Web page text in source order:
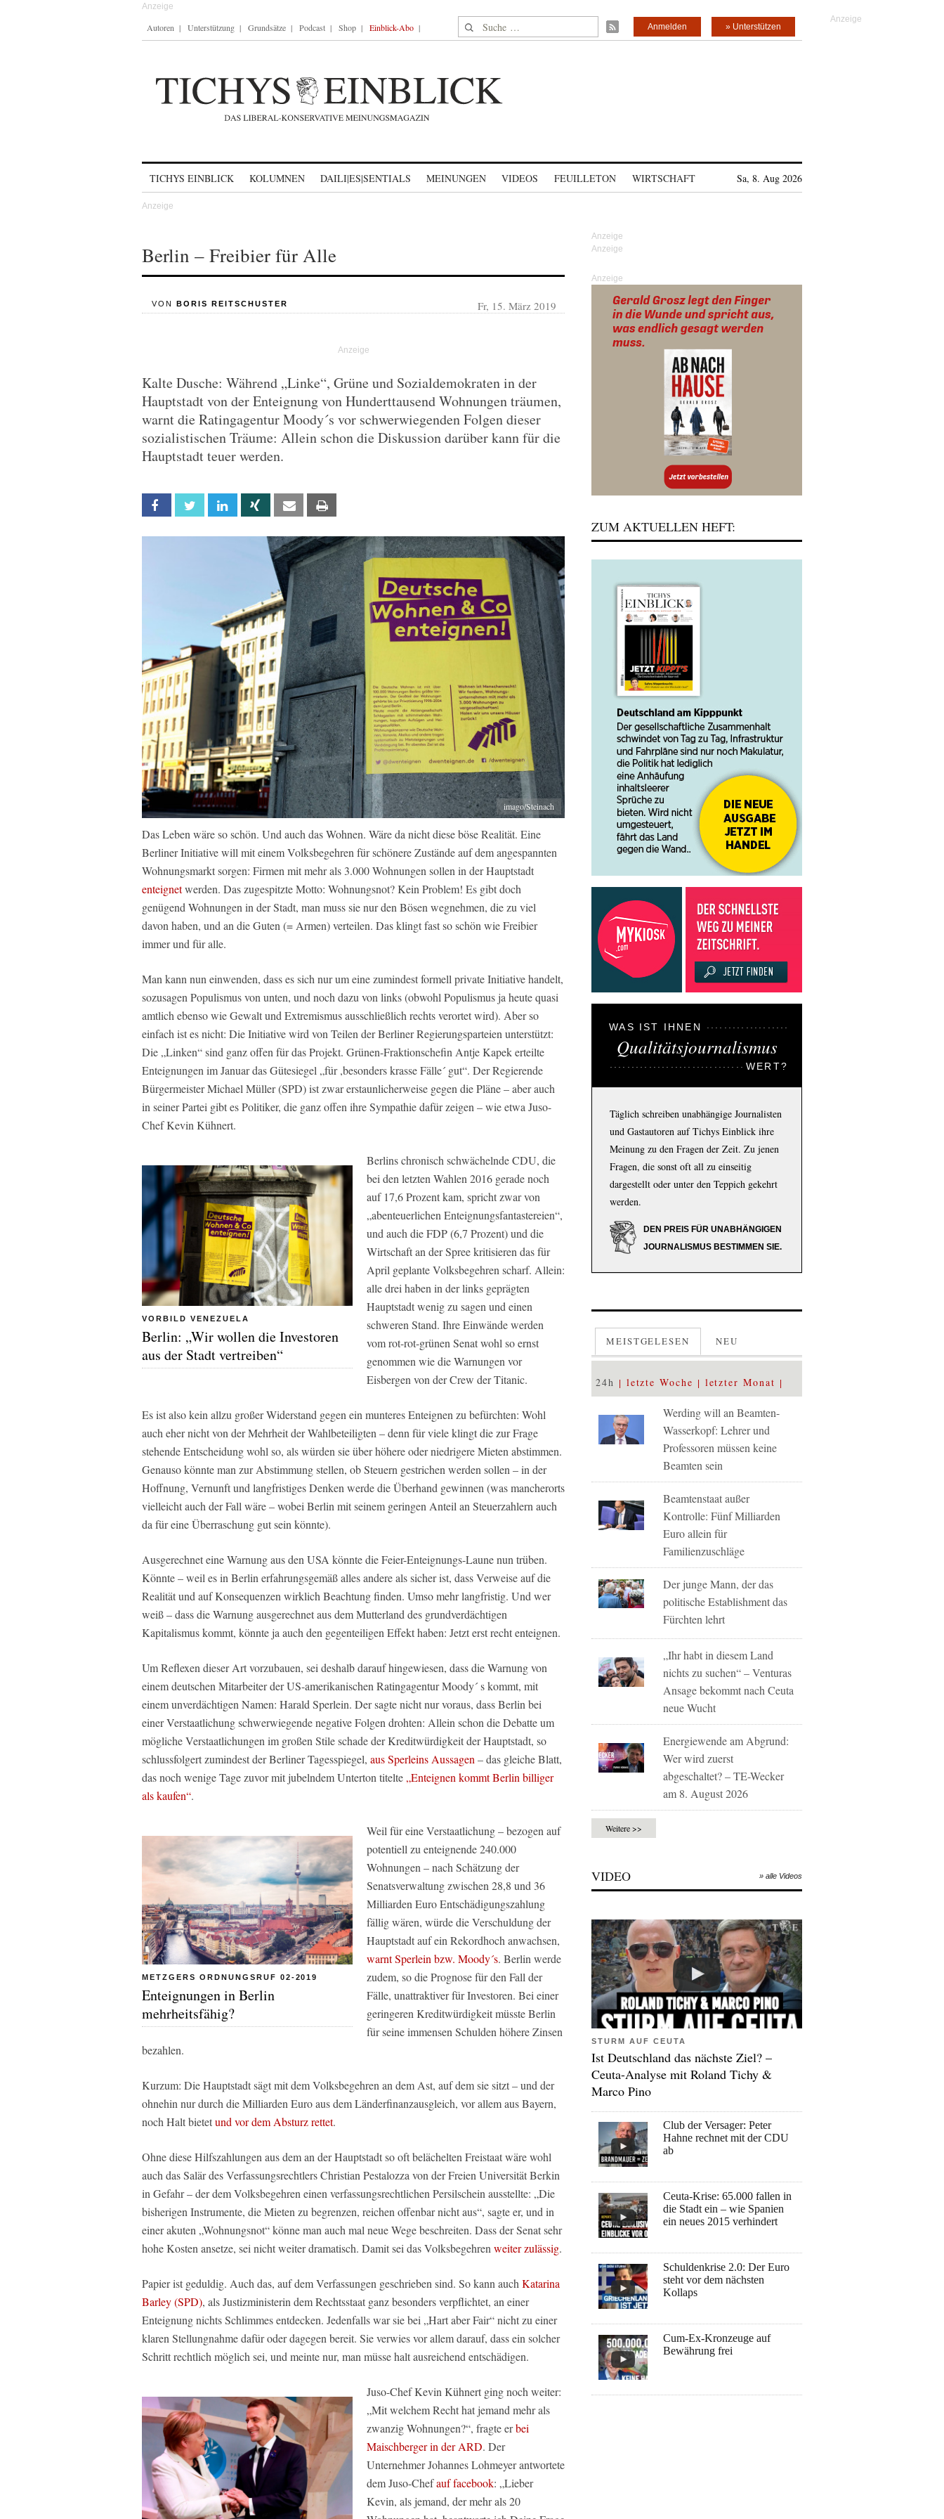
Autoren Unterstützung Grundsätze Podcast Shop Einblick-Abo Suche nach: » Unterstützen
Anmelden
TICHYS EINBLICK KOLUMNEN DAILI|ES|SENTIALS MEINUNGEN VIDEOS FEUILLETON WIRTSCHAFT Sa, 8. Aug 2026
Berlin – Freibier für Alle
VON BORIS REITSCHUSTER Fr, 15. März 2019
Kalte Dusche: Während „Linke“, Grüne und Sozialdemokraten in der
Hauptstadt von der Enteignung von Hunderttausend Wohnungen träumen,
warnt die Ratingagentur Moody´s vor schwerwiegenden Folgen dieser
sozialistischen Träume: Allein schon die Diskussion darüber kann für die
Hauptstadt teuer werden.
Facebook Twitter Linkedin Xing Email
imago/Steinach
Das Leben wäre so schön. Und auch das Wohnen. Wäre da nicht diese böse Realität. Eine
Berliner Initiative will mit einem Volksbegehren für schönere Zustände auf dem angespannten
Wohnungsmarkt sorgen: Firmen mit mehr als 3.000 Wohnungen sollen in der Hauptstadt
enteignetwerden. Das zugespitzte Motto: Wohnungsnot? Kein Problem! Es gibt doch
genügend Wohnungen in der Stadt, man muss sie nur den Bösen wegnehmen, die zu viel
davon haben, und an die Guten (= Armen) verteilen. Das klingt fast so schön wie Freibier
immer und für alle.
Man kann nun einwenden, dass es sich nur um eine zumindest formell private Initiative handelt,
sozusagen Populismus von unten, und noch dazu von links (obwohl Populismus ja heute quasi
amtlich ebenso wie Gewalt und Extremismus ausschließlich rechts verortet wird). Aber so
einfach ist es nicht: Die Initiative wird von Teilen der Berliner Regierungsparteien unterstützt:
Die „Linken“ sind ganz offen für das Projekt. Grünen-Fraktionschefin Antje Kapek erteilte
Enteignungen im Januar das Gütesiegel „für ,besonders krasse Fälle´ gut“. Der Regierende
Bürgermeister Michael Müller (SPD) ist zwar erstaunlicherweise gegen die Pläne – aber auch
in seiner Partei gibt es Politiker, die ganz offen ihre Sympathie dafür zeigen – wie etwa Juso-
Chef Kevin Kühnert.
VORBILD VENEZUELA
Berlin: „Wir wollen die Investoren
aus der Stadt vertreiben“
Berlins chronisch schwächelnde CDU, die
bei den letzten Wahlen 2016 gerade noch
auf 17,6 Prozent kam, spricht zwar von
„abenteuerlichen Enteignungsfantastereien“,
und auch die FDP (6,7 Prozent) und die
Wirtschaft an der Spree kritisieren das für
April geplante Volksbegehren scharf. Allein:
alle drei haben in der links geprägten
Hauptstadt wenig zu sagen und einen
schweren Stand. Ihre Einwände werden
vom rot-rot-grünen Senat wohl so ernst
genommen wie die Warnungen vor
Eisbergen von der Crew der Titanic.
Es ist also kein allzu großer Widerstand gegen ein munteres Enteignen zu befürchten: Wohl
auch eher nicht von der Mehrheit der Wahlbeteiligten – denn für viele klingt die zur Frage
stehende Entscheidung wohl so, als würden sie über höhere oder niedrigere Mieten abstimmen.
Genauso könnte man zur Abstimmung stellen, ob Steuern gestrichen werden sollen – in der
Hoffnung, Vernunft und langfristiges Denken werde die Überhand gewinnen (was mancherorts
vielleicht auch der Fall wäre – wobei Berlin mit seinem geringen Anteil an Steuerzahlern auch
da für eine Überraschung gut sein könnte).
Ausgerechnet eine Warnung aus den USA könnte die Feier-Enteignungs-Laune nun trüben.
Könnte – weil es in Berlin erfahrungsgemäß alles andere als sicher ist, dass Verweise auf die
Realität und auf Konsequenzen wirklich Beachtung finden. Umso mehr langfristig. Und wer
weiß – dass die Warnung ausgerechnet aus dem Mutterland des grundverdächtigen
Kapitalismus kommt, könnte ja auch den gegenteiligen Effekt haben: Jetzt erst recht enteignen.
Um Reflexen dieser Art vorzubauen, sei deshalb darauf hingewiesen, dass die Warnung von
einem deutschen Mitarbeiter der US-amerikanischen Ratingagentur Moody´ s kommt, mit
einem unverdächtigen Namen: Harald Sperlein. Der sagte nicht nur voraus, dass Berlin bei
einer Verstaatlichung schwerwiegende negative Folgen drohten: Allein schon die Debatte um
mögliche Verstaatlichungen im großen Stile schade der Kreditwürdigkeit der Hauptstadt, so
schlussfolgert zumindest der Berliner Tagesspiegel, aus Sperleins Aussagen – das gleiche Blatt,
das noch wenige Tage zuvor mit jubelndem Unterton titelte „Enteignen kommt Berlin billiger
als kaufen“.
METZGERS ORDNUNGSRUF 02-2019
Enteignungen in Berlin
mehrheitsfähig?
Weil für eine Verstaatlichung – bezogen auf
potentiell zu enteignende 240.000
Wohnungen – nach Schätzung der
Senatsverwaltung zwischen 28,8 und 36
Milliarden Euro Entschädigungszahlung
fällig wären, würde die Verschuldung der
Hauptstadt auf ein Rekordhoch anwachsen,
warnt Sperlein bzw. Moody´s. Berlin werde
zudem, so die Prognose für den Fall der
Fälle, unattraktiver für Investoren. Bei einer
geringeren Kreditwürdigkeit müsste Berlin
für seine immensen Schulden höhere Zinsen
bezahlen.
Kurzum: Die Hauptstadt sägt mit dem Volksbegehren an dem Ast, auf dem sie sitzt – und der
ohnehin nur durch die Milliarden Euro aus dem Länderfinanzausgleich, vor allem aus Bayern,
noch Halt bietetund vor dem Absturz rettet.
Ohne diese Hilfszahlungen aus dem an der Hauptstadt so oft belächelten Freistaat wäre wohl
auch das Salär des Verfassungsrechtlers Christian Pestalozza von der Freien Universität Berkin
in Gefahr – der dem Volksbegehren einen verfassungsrechtlichen Persilschein ausstellte: „Die
bisherigen Instrumente, die Mieten zu begrenzen, reichen offenbar nicht aus“, sagte er, und in
einer akuten „Wohnungsnot“ könne man auch mal neue Wege beschreiten. Dass der Senat sehr
hohe Kosten ansetze, sei nicht weiter dramatisch. Damit sei das Volksbegehren weiter zulässig.
Papier ist geduldig. Auch das, auf dem Verfassungen geschrieben sind. So kann auch Katarina
Barley (SPD), als Justizministerin dem Rechtsstaat ganz besonders verpflichtet, an einer
Enteignung nichts Schlimmes entdecken. Jedenfalls war sie bei „Hart aber Fair“ nicht zu einer
klaren Stellungnahme dafür oder dagegen bereit. Sie verwies vor allem darauf, dass ein solcher
Schritt rechtlich möglich sei, und meinte nur, man müsse halt ausreichend entschädigen.
Juso-Chef Kevin Kühnert ging noch weiter:
„Mit welchem Recht hat jemand mehr als
zwanzig Wohnungen?“, fragte erbei
Maischberger in der ARD. Der
Unternehmer Johannes Lohmeyer antwortete
dem Juso-Chefauf facebook: „Lieber
Kevin, als jemand, der mehr als 20
Anzeige
ZUM AKTUELLEN HEFT:
WAS IST IHNEN
Qualitätsjournalismus
WERT?
Täglich schreiben unabhängige Journalisten
und Gastautoren auf Tichys Einblick ihre
Meinung zu den Fragen der Zeit. Zu jenen
Fragen, die sonst oft all zu einseitig
dargestellt oder unter den Teppich gekehrt
werden.
DEN PREIS FÜR UNABHÄNGIGEN
JOURNALISMUS BESTIMMEN SIE.
MEISTGELESEN NEU
24h letzte Woche letzter Monat
Werding will an Beamten-
Wasserkopf: Lehrer und
Professoren müssen keine
Beamten sein
Beamtenstaat außer
Kontrolle: Fünf Milliarden
Euro allein für
Familienzuschläge
Der junge Mann, der das
politische Establishment das
Fürchten lehrt
„Ihr habt in diesem Land
nichts zu suchen“ – Venturas
Ansage bekommt nach Ceuta
neue Wucht
Energiewende am Abgrund:
Wer wird zuerst
abgeschaltet? – TE-Wecker
am 8. August 2026
Weitere >>
VIDEO » alle Videos
STURM AUF CEUTA
Ist Deutschland das nächste Ziel? –
Ceuta-Analyse mit Roland Tichy &
Marco Pino
Club der Versager: Peter
Hahne rechnet mit der CDU
ab
Ceuta-Krise: 65.000 fallen in
die Stadt ein – wie Spanien
ein neues 2015 verhindert
Schuldenkrise 2.0: Der Euro
steht vor dem nächsten
Kollaps
Cum-Ex-Kronzeuge auf
Bewährung frei